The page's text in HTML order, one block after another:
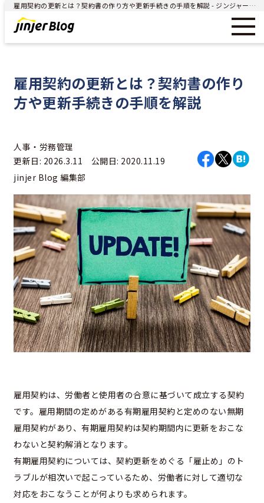
雇用契約の更新とは？契約書の作り方や更新手続きの手順を解説 - ジンジャー（jinjer）｜統合型人事システム
雇用契約の更新とは？契約書の作り
方や更新手続きの手順を解説
人事・労務管理
更新日: 2026.3.11 公開日: 2020.11.19
jinjer Blog 編集部
雇用契約は、労働者と使用者の合意に基づいて成立する契約
です。雇用期間の定めがある有期雇用契約と定めのない無期
雇用契約があり、有期雇用契約は契約期間内に更新をおこな
わないと契約解消となります。
有期雇用契約については、契約更新をめぐる「雇止め」のト
ラブルが相次いで起こっているため、労働者に対して適切な
対応をおこなうことが何よりも求められます。